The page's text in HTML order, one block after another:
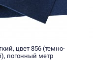
цвет 856 (темно-
погонный метр